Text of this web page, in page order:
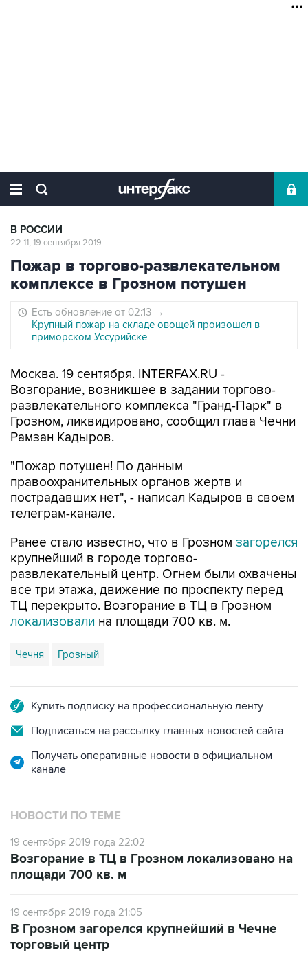
В РОССИИ
22:11, 19 сентября 2019
Пожар в торгово-развлекательном
комплексе в Грозном потушен
Есть обновление от 02:13 →
Крупный пожар на складе овощей произошел в
приморском Уссурийске
Москва. 19 сентября. INTERFAX.RU -
Возгорание, возникшее в задании торгово-
развлекательного комплекса "Гранд-Парк" в
Грозном, ликвидировано, сообщил глава Чечни
Рамзан Кадыров.
"Пожар потушен! По данным
правоохранительных органов жертв и
пострадавших нет", - написал Кадыров в своем
телеграм-канале.
Ранее стало известно, что в Грозном загорелся
крупнейший в городе торгово-
развлекательный центр. Огнем были охвачены
все три этажа, движение по проспекту перед
ТЦ перекрыто. Возгорание в ТЦ в Грозном
локализовали на площади 700 кв. м.
Чечня Грозный
Купить подписку на профессиональную ленту
Подписаться на рассылку главных новостей сайта
Получать оперативные новости в официальном
канале
НОВОСТИ ПО ТЕМЕ
19 сентября 2019 года 22:02
Возгорание в ТЦ в Грозном локализовано на
площади 700 кв. м
19 сентября 2019 года 21:05
В Грозном загорелся крупнейший в Чечне
торговый центр